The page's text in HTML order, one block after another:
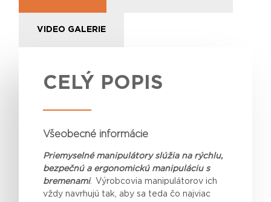
VIDEO GALERIE
CELÝ POPIS
Všeobecné informácie
Priemyselné manipulátory slúžia na rýchlu,
bezpečnú a ergonomickú manipuláciu s
bremenami. Výrobcovia manipulátorov ich
vždy navrhujú tak, aby sa teda čo najviac